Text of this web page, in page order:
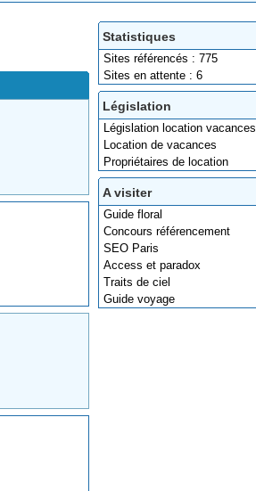
Statistiques
Sites référencés : 775
Sites en attente : 6
Législation
Législation location vacances
Location de vacances
Propriétaires de location
A visiter
Guide floral
Concours référencement
SEO Paris
Access et paradox
Traits de ciel
Guide voyage